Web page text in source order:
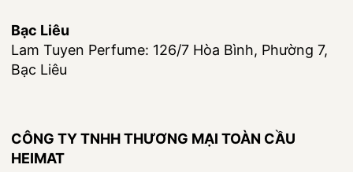
Bạc Liêu
Lam Tuyen Perfume: 126/7 Hòa Bình, Phường 7,
Bạc Liêu
CÔNG TY TNHH THƯƠNG MẠI TOÀN CẦU
HEIMAT